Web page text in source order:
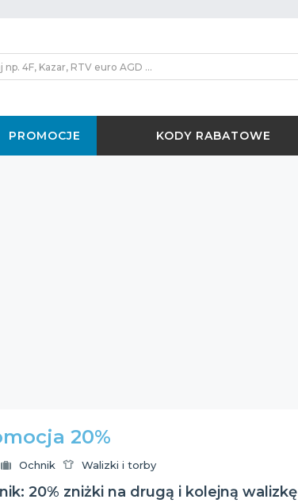
PROMOCJE KODY RABATOWE
20%
Ochnik Walizki i torby
20% zniżki na drugą i kolejną walizkę